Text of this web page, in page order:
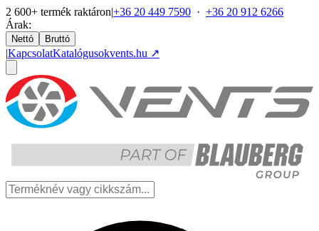
2 600+ termék raktáron|+36 20 449 7590 · +36 20 912 6266
Árak:
Nettó Bruttó
|KapcsolatKatalógusokvents.hu ↗